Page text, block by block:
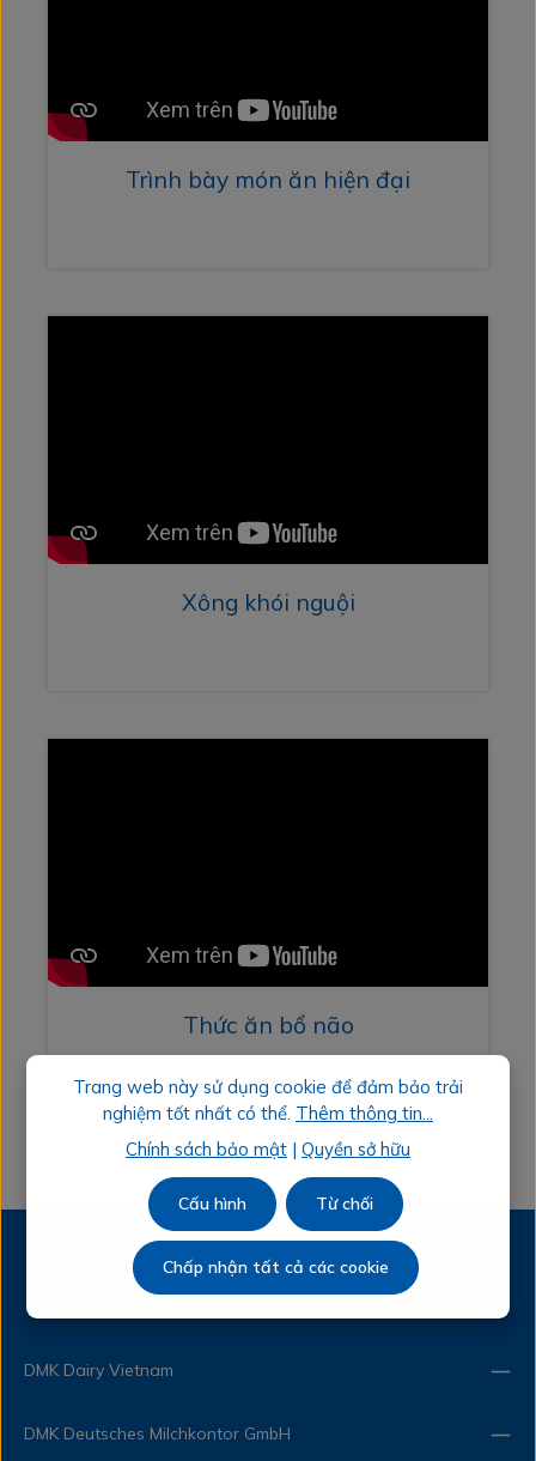
Trình bày món ăn hiện đại
Xông khói nguội
Thức ăn bổ não
DMK Dairy Vietnam
DMK Deutsches Milchkontor GmbH
Trang web này sử dụng cookie để đảm bảo trải
nghiệm tốt nhất có thể. Thêm thông tin...
Chính sách bảo mật | Quyền sở hữu
Từ chối
Cấu hình
Chấp nhận tất cả các cookie